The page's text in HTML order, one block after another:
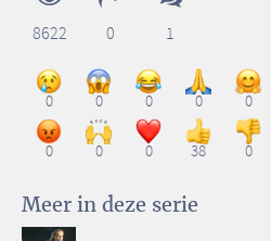
8622 0 1
0 0 0 0 0
0 0 0 38 0
Meer in deze serie